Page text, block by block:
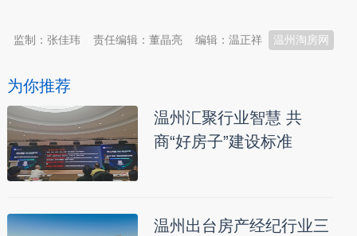
温州淘房网
编辑：温正祥
责任编辑：董晶亮
监制：张佳玮
为你推荐
温州汇聚行业智慧 共
商“好房子”建设标准
温州出台房产经纪行业三